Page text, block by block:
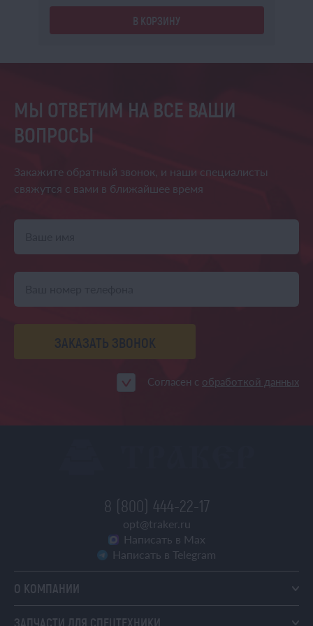
В КОРЗИНУ
МЫ ОТВЕТИМ НА ВСЕ ВАШИ
ВОПРОСЫ
Закажите обратный звонок, и наши специалисты
свяжутся с вами в ближайшее время
ЗАКАЗАТЬ ЗВОНОК
Согласен с обработкой данных
8 (800) 444-22-17
opt@traker.ru
Написать в Max
Написать в Telegram
О КОМПАНИИ
ЗАПЧАСТИ ДЛЯ СПЕЦТЕХНИКИ